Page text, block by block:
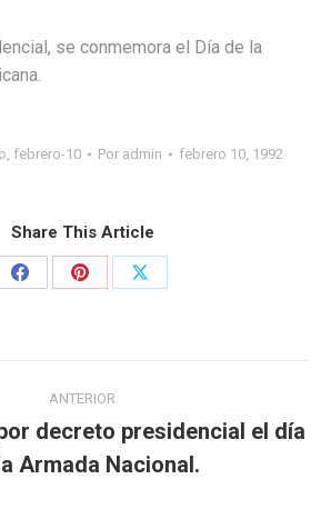
se conmemora el Día de la
, febrero-10 Por admin febrero 10, 1992
Share This Article
ANTERIOR
decreto presidencial el día
Armada Nacional.